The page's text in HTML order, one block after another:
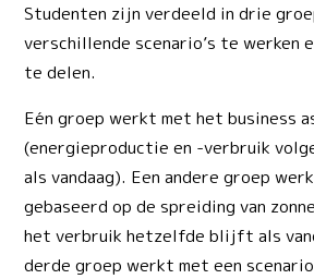
Studenten zijn verdeeld in drie
verschillende scenario’s te werken
te delen.
Eén groep werkt met het business
(energieproductie en -verbruik
als vandaag). Een andere groep
gebaseerd op de spreiding van
het verbruik hetzelfde blijft als
derde groep werkt met een